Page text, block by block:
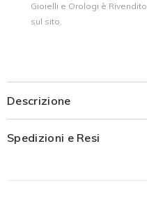
Gioielli e Orologi è
sul sito.
Descrizione
Spedizioni e Resi